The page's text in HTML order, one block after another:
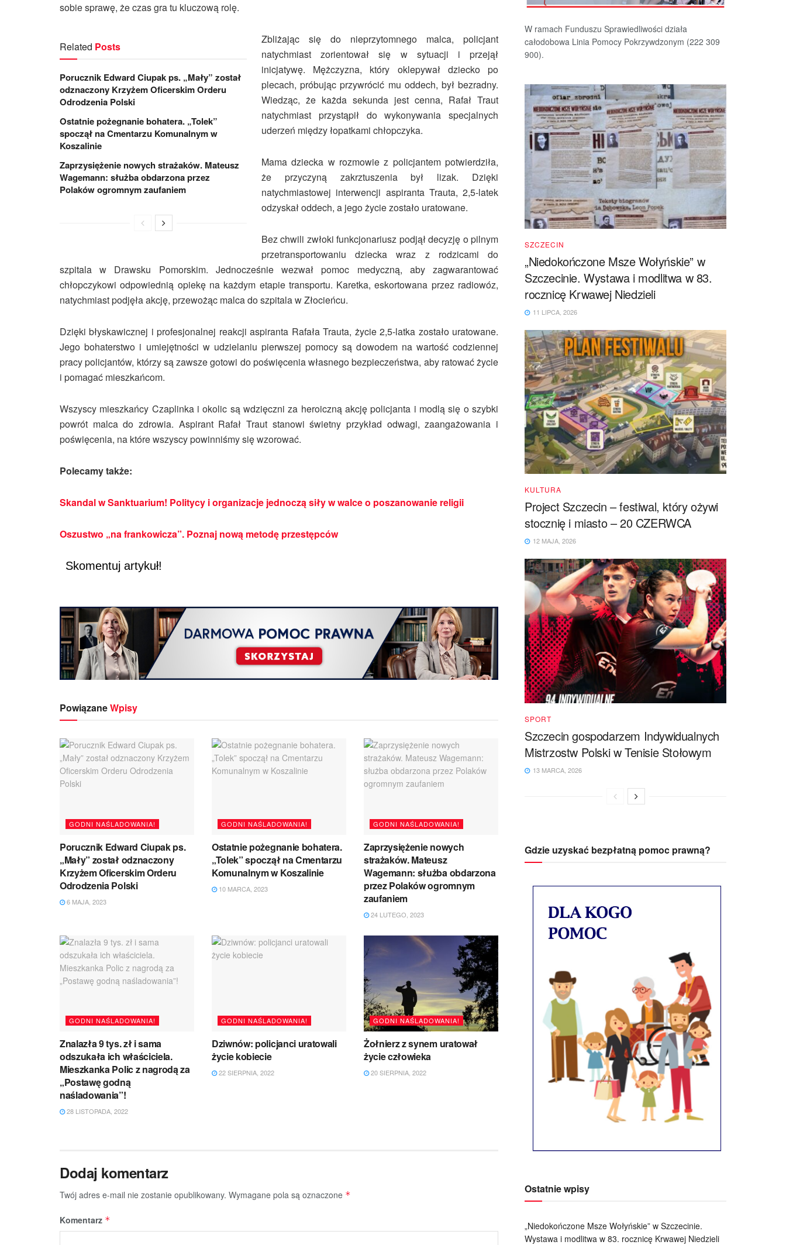
sobie sprawę, że czas gra tu kluczową rolę.
Related Posts
Porucznik Edward Ciupak ps. „Mały” został
odznaczony Krzyżem Oficerskim Orderu
Odrodzenia Polski
Ostatnie pożegnanie bohatera. „Tolek”
spoczął na Cmentarzu Komunalnym w
Koszalinie
Zaprzysiężenie nowych strażaków. Mateusz
Wagemann: służba obdarzona przez
Polaków ogromnym zaufaniem
Zbliżając się do nieprzytomnego malca, policjant
natychmiast zorientował się w sytuacji i przejął
inicjatywę. Mężczyzna, który oklepywał dziecko po
plecach, próbując przywrócić mu oddech, był bezradny.
Wiedząc, że każda sekunda jest cenna, Rafał Traut
natychmiast przystąpił do wykonywania specjalnych
uderzeń między łopatkami chłopczyka.
Mama dziecka w rozmowie z policjantem potwierdziła,
że przyczyną zakrztuszenia był lizak. Dzięki
natychmiastowej interwencji aspiranta Trauta, 2,5-latek
odzyskał oddech, a jego życie zostało uratowane.
Bez chwili zwłoki funkcjonariusz podjął decyzję o pilnym
przetransportowaniu dziecka wraz z rodzicami do
szpitala w Drawsku Pomorskim. Jednocześnie wezwał pomoc medyczną, aby zagwarantować
chłopczykowi odpowiednią opiekę na każdym etapie transportu. Karetka, eskortowana przez radiowóz,
natychmiast podjęła akcję, przewożąc malca do szpitala w Złocieńcu.
Dzięki błyskawicznej i profesjonalnej reakcji aspiranta Rafała Trauta, życie 2,5-latka zostało uratowane.
Jego bohaterstwo i umiejętności w udzielaniu pierwszej pomocy są dowodem na wartość codziennej
pracy policjantów, którzy są zawsze gotowi do poświęcenia własnego bezpieczeństwa, aby ratować życie
i pomagać mieszkańcom.
Wszyscy mieszkańcy Czaplinka i okolic są wdzięczni za heroiczną akcję policjanta i modlą się o szybki
powrót malca do zdrowia. Aspirant Rafał Traut stanowi świetny przykład odwagi, zaangażowania i
poświęcenia, na które wszyscy powinniśmy się wzorować.
Polecamy także:
Skandal w Sanktuarium! Politycy i organizacje jednoczą siły w walce o poszanowanie religii
Oszustwo „na frankowicza”. Poznaj nową metodę przestępców
Skomentuj artykuł!
PowiązaneWpisy
GODNI NAŚLADOWANIA!
Porucznik Edward Ciupak ps.
„Mały” został odznaczony
Krzyżem Oficerskim Orderu
Odrodzenia Polski
6 MAJA, 2023
GODNI NAŚLADOWANIA!
Ostatnie pożegnanie bohatera.
„Tolek” spoczął na Cmentarzu
Komunalnym w Koszalinie
10 MARCA, 2023
GODNI NAŚLADOWANIA!
Zaprzysiężenie nowych
strażaków. Mateusz
Wagemann: służba obdarzona
przez Polaków ogromnym
zaufaniem
24 LUTEGO, 2023
GODNI NAŚLADOWANIA!
Znalazła 9 tys. zł i sama
odszukała ich właściciela.
Mieszkanka Polic z nagrodą za
„Postawę godną
naśladowania”!
28 LISTOPADA, 2022
GODNI NAŚLADOWANIA!
Dziwnów: policjanci uratowali
życie kobiecie
22 SIERPNIA, 2022
GODNI NAŚLADOWANIA!
Żołnierz z synem uratował
życie człowieka
20 SIERPNIA, 2022
Dodaj komentarz
Twój adres e-mail nie zostanie opublikowany. Wymagane pola są oznaczone *
Komentarz *
W ramach Funduszu Sprawiedliwości działa
całodobowa Linia Pomocy Pokrzywdzonym (222 309
900).
SZCZECIN
„Niedokończone Msze Wołyńskie” w
Szczecinie. Wystawa i modlitwa w 83.
rocznicę Krwawej Niedzieli
11 LIPCA, 2026
KULTURA
Project Szczecin – festiwal, który ożywi
stocznię i miasto – 20 CZERWCA
12 MAJA, 2026
SPORT
Szczecin gospodarzem Indywidualnych
Mistrzostw Polski w Tenisie Stołowym
13 MARCA, 2026
Gdzie uzyskać bezpłatną pomoc prawną?
Ostatnie wpisy
„Niedokończone Msze Wołyńskie” w Szczecinie.
Wystawa i modlitwa w 83. rocznicę Krwawej Niedzieli